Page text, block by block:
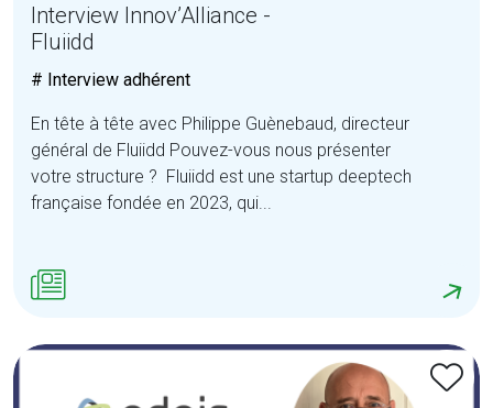
Interview Innov’Alliance -
Fluiidd
# Interview adhérent
En tête à tête avec Philippe Guènebaud, directeur
général de Fluiidd Pouvez-vous nous présenter
votre structure ? Fluiidd est une startup deeptech
française fondée en 2023, qui...